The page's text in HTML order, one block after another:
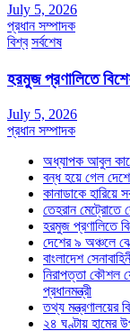
July 5, 2026
প্রধান সম্পাদক
বিশ্ব সর্বশেষ
হরমুজ প্রণালিতে
July 5, 2026
প্রধান সম্পাদক
অধ্যাপক আবুল
বন্ধ হয়ে গেল
কানাডাকে হারিয়ে
তেহরান মেট্রোতে
হরমুজ প্রণালিতে
দেশের ৯ অঞ্চলে
বাংলাদেশ
নিরাপত্তা কৌশল
প্রধানমন্ত্রী
তথ্য মন্ত্রণালয়ের
২৪ ঘণ্টায় হামের